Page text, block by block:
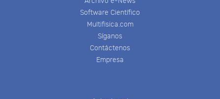
Software Científico
Multifisica.com
Síganos
Contáctenos
Empresa